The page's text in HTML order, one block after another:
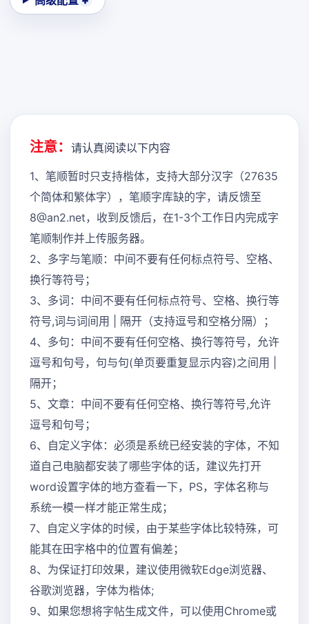
注意： 请认真阅读以下内容
1、笔顺暂时只支持楷体，支持大部分汉字（27635
个简体和繁体字），笔顺字库缺的字，请反馈至
8@an2.net，收到反馈后，在1-3个工作日内完成字
笔顺制作并上传服务器。
2、多字与笔顺：中间不要有任何标点符号、空格、
换行等符号；
3、多词：中间不要有任何标点符号、空格、换行等
符号,词与词间用 | 隔开（支持逗号和空格分隔）；
4、多句：中间不要有任何空格、换行等符号，允许
逗号和句号，句与句(单页要重复显示内容)之间用 |
隔开；
5、文章：中间不要有任何空格、换行等符号,允许
逗号和句号；
6、自定义字体：必须是系统已经安装的字体，不知
道自己电脑都安装了哪些字体的话，建议先打开
word设置字体的地方查看一下，PS，字体名称与
系统一模一样才能正常生成；
7、自定义字体的时候，由于某些字体比较特殊，可
能其在田字格中的位置有偏差；
8、为保证打印效果，建议使用微软Edge浏览器、
谷歌浏览器，字体为楷体;
9、如果您想将字帖生成文件，可以使用Chrome或